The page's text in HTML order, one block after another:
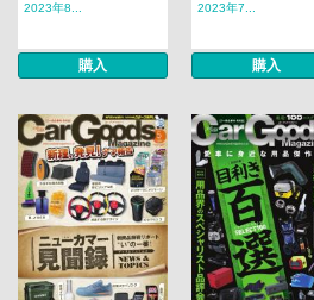
2023年8...
購入
2023年7...
購入